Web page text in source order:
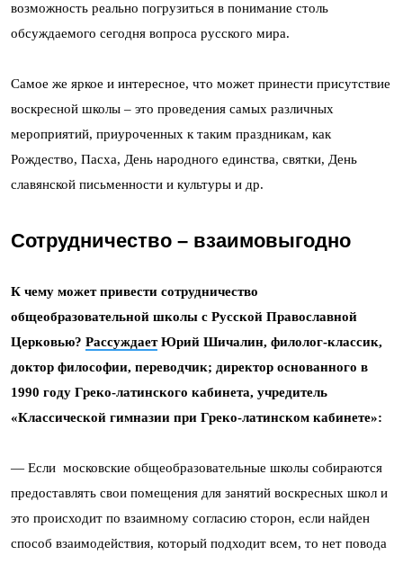
возможность реально погрузиться в понимание столь
обсуждаемого сегодня вопроса русского мира.
Самое же яркое и интересное, что может принести присутствие
воскресной школы – это проведения самых различных
мероприятий, приуроченных к таким праздникам, как
Рождество, Пасха, День народного единства, святки, День
славянской письменности и культуры и др.
Сотрудничество – взаимовыгодно
К чему может привести сотрудничество
общеобразовательной школы с Русской Православной
Церковью? РассуждаетЮрий Шичалин, филолог-классик,
доктор философии, переводчик; директор основанного в
1990 году Греко-латинского кабинета, учредитель
«Классической гимназии при Греко-латинском кабинете»:
— Если московские общеобразовательные школы собираются
предоставлять свои помещения для занятий воскресных школ и
это происходит по взаимному согласию сторон, если найден
способ взаимодействия, который подходит всем, то нет повода